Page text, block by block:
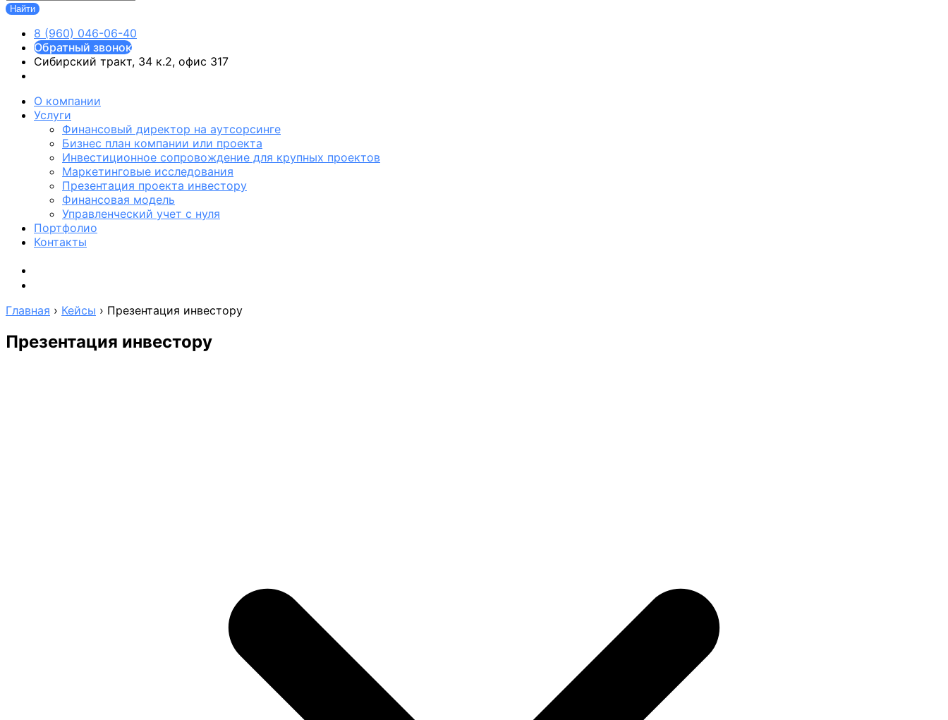
8 (960) 046-06-40
Обратный звонок
Сибирский тракт, 34 к.2, офис 317
О компании
Услуги
Финансовый директор на аутсорсинге
Бизнес план компании или проекта
Инвестиционное сопровождение для крупных проектов
Маркетинговые исследования
Презентация проекта инвестору
Финансовая модель
Управленческий учет с нуля
Портфолио
Контакты
Главная › Кейсы › Презентация инвестору
Презентация инвестору